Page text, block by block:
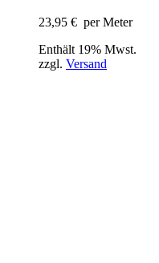
23,95 € per Meter
Enthält 19% Mwst.
zzgl. Versand